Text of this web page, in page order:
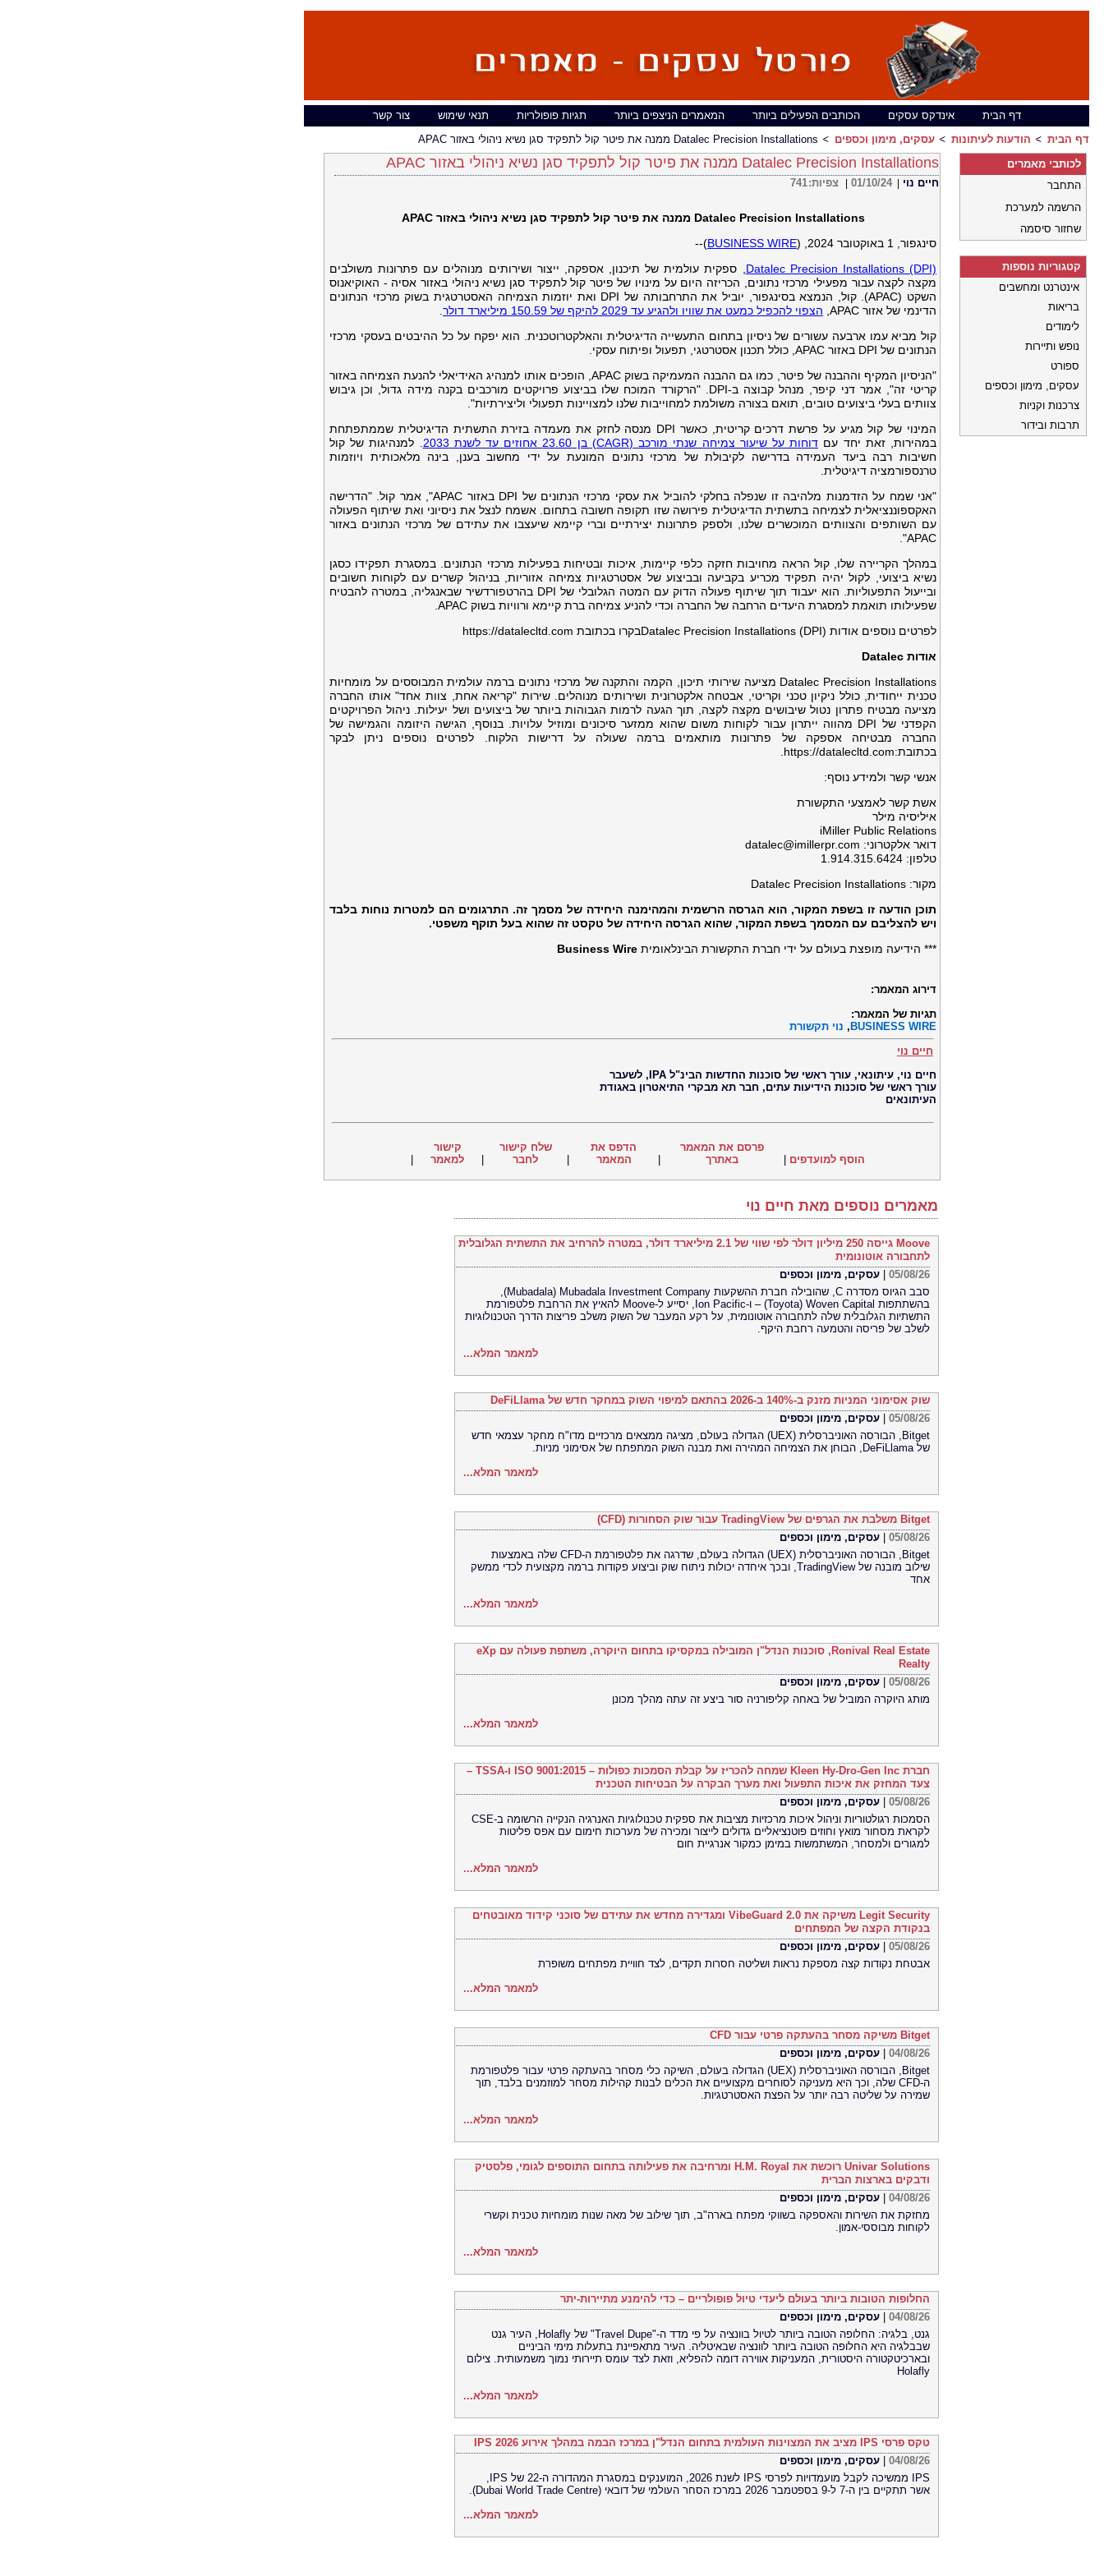
דף הבית אינדקס עסקים הכותבים הפעילים ביותר המאמרים הניצפים ביותר תגיות פופולריות תנאי שימוש
צור קשר
דף הבית
הודעות לעיתונות עסקים, מימון וכספים Datalec Precision Installations ממנה את פיטר קול לתפקיד סגן נשיא ניהולי באזור APAC
Datalec Precision Installations ממנה את פיטר קול לתפקיד סגן נשיא ניהולי באזור APAC
חיים נוי 01/10/24 צפיות:741
Datalec Precision Installations ממנה את פיטר קול לתפקיד סגן נשיא ניהולי באזורAPAC
סינגפור, 1 באוקטובר 2024, (
BUSINESS WIRE
)--‏
Datalec Precision Installations (DPI) , ספקית עולמית של תיכנון, אספקה, ייצור ושירותים מנוהלים עם פתרונות משולבים
מקצה לקצה עבור מפעילי מרכזי נתונים, הכריזה היום על מינויו של פיטר קול לתפקיד סגן נשיא ניהולי באזור אסיה - האוקיאנוס
השקט (APAC). קול, הנמצא בסינגפור, יוביל את התרחבותה של DPI ואת יוזמות הצמיחה האסטרטגית בשוק מרכזי הנתונים
הדינמי של אזור APAC,
הצפוי להכפיל כמעט את שוויו ולהגיע עד 2029 להיקף של 150.59 מיליארד דולר
קול מביא עמו ארבעה עשורים של ניסיון בתחום התעשייה הדיגיטלית והאלקטרוטכנית. הוא יפקח על כל ההיבטים בעסקי מרכזי
הנתונים של DPI באזור APAC, כולל תכנון אסטרטגי, תפעול ופיתוח עסקי.
"הניסיון המקיף וההבנה של פיטר, כמו גם ההבנה המעמיקה בשוק APAC, הופכים אותו למנהיג האידיאלי להנעת הצמיחה באזור
קריטי זה", אמר דני קיפר, מנהל קבוצה ב-DPI. "הרקורד המוכח שלו בביצוע פרויקטים מורכבים בקנה מידה גדול, וכן גיבוש
צוותים בעלי ביצועים טובים, תואם בצורה משולמת למחוייבות שלנו למצויינות תפעולי וליצירתיות".
המינוי של קול מגיע על פרשת דרכים קריטית, כאשר DPI מנסה לחזק את מעמדה בזירת התשתית הדיגיטלית שממתפתחת
במהירות, זאת יחד עם דוחות על שיעור צמיחה שנתי מורכב (CAGR) בן 23.60 אחוזים עד לשנת 2033
. למנהיגות של קול
חשיבות רבה ביעד העמידה בדרישה לקיבולת של מרכזי נתונים המונעת על ידי מחשוב בענן, בינה מלאכותית ויוזמות
טרנספורמציה דיגיטלית.
"אני שמח על הזדמנות מלהיבה זו שנפלה בחלקי להוביל את עסקי מרכזי הנתונים של DPI באזור APAC", אמר קול. "הדרישה
האקספוננציאלית לצמיחה בתשתית הדיגיטלית פירושה שזו תקופה חשובה בתחום. אשמח לנצל את ניסיוני ואת שיתוף הפעולה
עם השותפים והצוותים המוכשרים שלנו, ולספק פתרונות יצירתיים וברי קיימא שיעצבו את עתידם של מרכזי הנתונים באזור
APAC".
במהלך הקריירה שלו, קול הראה מחויבות חזקה כלפי קיימות, איכות ובטיחות בפעילות מרכזי הנתונים. במסגרת תפקידו כסגן
נשיא ביצועי, לקול יהיה תפקיד מכריע בקביעה ובביצוע של אסטרטגיות צמיחה אזוריות, בניהול קשרים עם לקוחות חשובים
ובייעול התפעוליות. הוא יעבוד תוך שיתוף פעולה הדוק עם המטה הגלובלי של DPI בהרטפורדשיר שבאנגליה, במטרה להבטיח
שפעילותו תואמת למסגרת היעדים הרחבה של החברה וכדי להניע צמיחה ברת קיימא ורוויות בשוק APAC.
לפרטים נוספים אודות Datalec Precision Installations (DPI)בקרו בכתובת https://datalecltd.com
אודות Datalec
Datalec Precision Installations מציעה שירותי תיכון, הקמה והתקנה של מרכזי נתונים ברמה עולמית המבוססים על מומחיות
טכנית ייחודית, כולל ניקיון טכני וקריטי, אבטחה אלקטרונית ושירותים מנוהלים. שירות "קריאה אחת, צוות אחד" אותו החברה
מציעה מבטיח פתרון נטול שיבושים מקצה לקצה, תוך הגעה לרמות הגבוהות ביותר של ביצועים ושל יעילות. ניהול הפרויקטים
הקפדני של DPI מהווה ייתרון עבור לקוחות משום שהוא ממזער סיכונים ומוזיל עלויות. בנוסף, הגישה היזומה והגמישה של
החברה מבטיחה אספקה של פתרונות מותאמים ברמה שעולה על דרישות הלקוח. לפרטים נוספים ניתן לבקר
בכתובת:https://datalecltd.com.
אנשי קשר ולמידע נוסף:
אשת קשר לאמצעי התקשורת
איליסיה מילר
iMiller Public Relations
דואר אלקטרוני: datalec@imillerpr.com
טלפון: ‎1.914.315.6424
מקור: Datalec Precision Installations
תוכן הודעה זו בשפת המקור, הוא הגרסה הרשמית והמהימנה היחידה של מסמך זה. התרגומים הם למטרות נוחות בלבד
ויש להצליבם עם המסמך בשפת המקור, שהוא הגרסה היחידה של טקסט זה שהוא בעל תוקף משפטי.
*** הידיעה מופצת בעולם על ידי חברת התקשורת הבינלאומית Business Wire
דירוג המאמר:
תגיות של המאמר:
BUSINESS WIRE
, נוי תקשורת
חיים נוי
חיים נוי, עיתונאי, עורך ראשי של סוכנות החדשות הבינ"ל IPA, לשעבר
עורך ראשי של סוכנות הידיעות עתים, חבר תא מבקרי התיאטרון באגודת
העיתונאים
הוסף למועדפים
פרסם את המאמר
באתרך
הדפס את
המאמר
שלח קישור
לחבר
קישור
למאמר
מאמרים נוספים מאת חיים נוי
Moove גייסה 250 מיליון דולר לפי שווי של 2.1 מיליארד דולר, במטרה להרחיב את התשתית הגלובלית
לתחבורה אוטונומית
05/08/26
עסקים, מימון וכספים
סבב הגיוס מסדרה C, שהובילה חברת ההשקעות Mubadala Investment Company ‏(Mubadala),
בהשתתפות Woven Capital‏ (Toyota) – ו-Ion Pacific, יסייע ל-Moove להאיץ את הרחבת פלטפורמת
התשתיות הגלובלית שלה לתחבורה אוטונומית, על רקע המעבר של השוק משלב פריצות הדרך הטכנולוגיות
לשלב של פריסה והטמעה רחבת היקף.
למאמר המלא...
שוק אסימוני המניות מזנק ב-140% ב-2026 בהתאם למיפוי השוק במחקר חדש של DeFiLlama
05/08/26
עסקים, מימון וכספים
Bitget, הבורסה האוניברסלית (UEX) הגדולה בעולם, מציגה ממצאים מרכזיים מדו"ח מחקר עצמאי חדש
של DeFiLlama, הבוחן את הצמיחה המהירה ואת מבנה השוק המתפתח של אסימוני מניות.
למאמר המלא...
Bitget משלבת את הגרפים של TradingView עבור שוק הסחורות (CFD)
05/08/26
עסקים, מימון וכספים
Bitget, הבורסה האוניברסלית (UEX) הגדולה בעולם, שדרגה את פלטפורמת ה-CFD שלה באמצעות
שילוב מובנה של TradingView, ובכך איחדה יכולות ניתוח שוק וביצוע פקודות ברמה מקצועית לכדי ממשק
אחד
למאמר המלא...
Ronival Real Estate, סוכנות הנדל"ן המובילה במקסיקו בתחום היוקרה, משתפת פעולה עם eXp
Realty
05/08/26
עסקים, מימון וכספים
מותג היוקרה המוביל של באחה קליפורניה סור ביצע זה עתה מהלך מכונן
למאמר המלא...
חברת Kleen Hy-Dro-Gen Inc שמחה להכריז על קבלת הסמכות כפולות – ISO 9001:2015 ו-TSSA –
צעד המחזק את איכות התפעול ואת מערך הבקרה על הבטיחות הטכנית
05/08/26
עסקים, מימון וכספים
הסמכות רגולטוריות וניהול איכות מרכזיות מציבות את ספקית טכנולוגיות האנרגיה הנקייה הרשומה ב-CSE
לקראת מסחור מואץ וחוזים פוטנציאליים גדולים לייצור ומכירה של מערכות חימום עם אפס פליטות
למגורים ולמסחר, המשתמשות במימן כמקור אנרגיית חום
למאמר המלא...
Legit Security משיקה את VibeGuard 2.0 ומגדירה מחדש את עתידם של סוכני קידוד מאובטחים
בנקודת הקצה של המפתחים
05/08/26
עסקים, מימון וכספים
אבטחת נקודות קצה מספקת נראות ושליטה חסרות תקדים, לצד חוויית מפתחים משופרת
למאמר המלא...
Bitget משיקה מסחר בהעתקה פרטי עבור CFD
04/08/26
עסקים, מימון וכספים
Bitget, הבורסה האוניברסלית (UEX) הגדולה בעולם, השיקה כלי מסחר בהעתקה פרטי עבור פלטפורמת
ה-CFD שלה, וכך היא מעניקה לסוחרים מקצועיים את הכלים לבנות קהילות מסחר למוזמנים בלבד, תוך
שמירה על שליטה רבה יותר על הפצת האסטרטגיות.
למאמר המלא...
Univar Solutions רוכשת את H.M. Royal ומרחיבה את פעילותה בתחום התוספים לגומי, פלסטיק
ודבקים בארצות הברית
04/08/26
עסקים, מימון וכספים
מחזקת את השירות והאספקה ​​בשווקי מפתח בארה"ב, תוך שילוב של מאה שנות מומחיות טכנית וקשרי
לקוחות מבוססי-אמון.
למאמר המלא...
החלופות הטובות ביותר בעולם ליעדי טיול פופולריים – כדי להימנע מתיירות-יתר
04/08/26
עסקים, מימון וכספים
גנט, בלגיה: החלופה הטובה ביותר לטיול בוונציה על פי מדד ה-"Travel Dupe" של Holafly, העיר גנט
שבבלגיה היא החלופה הטובה ביותר לוונציה שבאיטליה. העיר מתאפיינת בתעלות מימי הביניים
ובארכיטקטורה היסטורית, המעניקות אווירה דומה להפליא, וזאת לצד עומס תיירותי נמוך משמעותית. צילום
Holafly
למאמר המלא...
טקס פרסי IPS מציב את המצוינות העולמית בתחום הנדל"ן במרכז הבמה במהלך אירוע IPS 2026
04/08/26
עסקים, מימון וכספים
IPS ממשיכה לקבל מועמדויות לפרסי IPS לשנת 2026, המוענקים במסגרת המהדורה ה-22 של IPS,
אשר תתקיים בין ה-7 ל-9 בספטמבר 2026 במרכז הסחר העולמי של דובאי (Dubai World Trade Centre).
למאמר המלא...
לכותבי מאמרים
התחבר
הרשמה למערכת
שחזור סיסמה
קטגוריות נוספות
אינטרנט ומחשבים
בריאות
לימודים
נופש ותיירות
ספורט
עסקים, מימון וכספים
צרכנות וקניות
תרבות ובידור